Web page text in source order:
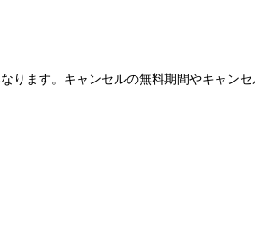
ります。キャンセルの無料期間やキャン